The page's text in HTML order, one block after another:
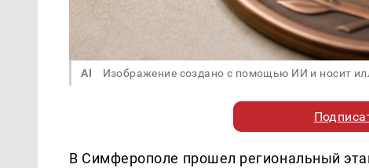
AI Изображение создано с помощью ИИ и носит
В Симферополе прошел региональный